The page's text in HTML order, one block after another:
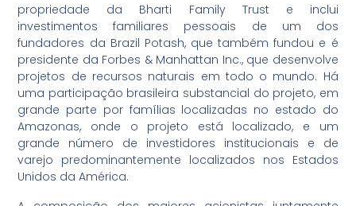
propriedade da Bharti Family Trust e inclui
investimentos familiares pessoais de um dos
fundadores da Brazil Potash, que também fundou e é
presidente da Forbes & Manhattan Inc., que desenvolve
projetos de recursos naturais em todo o mundo. Há
uma participação brasileira substancial do projeto, em
grande parte por famílias localizadas no estado do
Amazonas, onde o projeto está localizado, e um
grande número de investidores institucionais e de
varejo predominantemente localizados nos Estados
Unidos da América.